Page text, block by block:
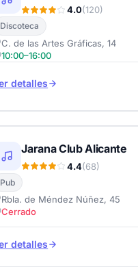
4.0(120)
Discoteca
C. de las Artes Gráficas, 14
10:00–16:00
detalles
Jarana Club Alicante
4.4(68)
Pub
Rbla. de Méndez Núñez, 45
Cerrado
detalles